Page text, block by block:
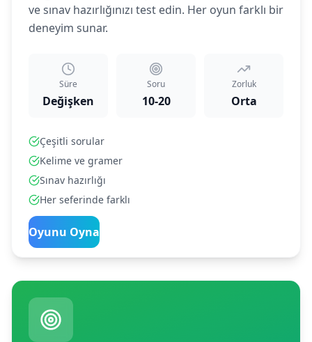
ve sınav hazırlığınızı test edin. Her oyun farklı bir
deneyim sunar.
Süre
Değişken
Soru
10-20
Zorluk
Orta
Çeşitli sorular
Kelime ve gramer
Sınav hazırlığı
Her seferinde farklı
Oyunu Oyna